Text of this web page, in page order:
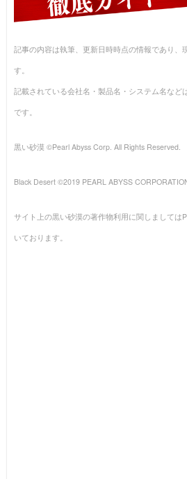
記事の内容は執筆、更新日時時点の情報であり、
す。
記載されている会社名・製品名・システム名など
です。
黒い砂漠 ©Pearl Abyss Corp. All Rights Reserved.
Black Desert ©2019 PEARL ABYSS
サイト上の黒い砂漠の著作物利用に関しましては
いております。